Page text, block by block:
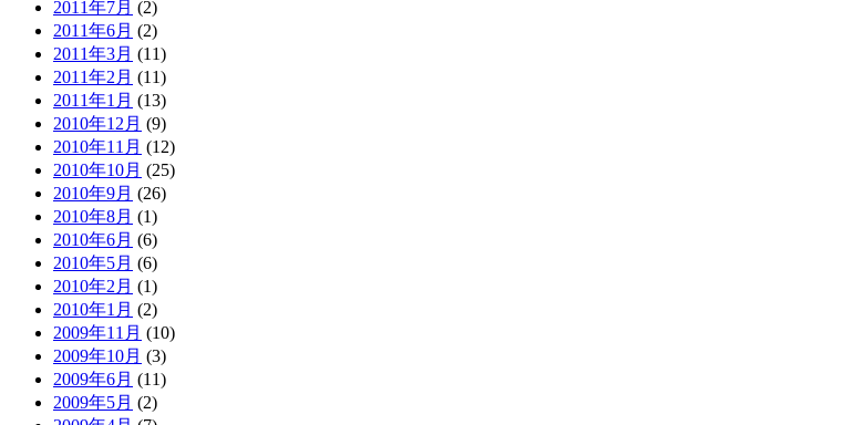
2011年7月 (2)
2011年6月 (2)
2011年3月 (11)
2011年2月 (11)
2011年1月 (13)
2010年12月 (9)
2010年11月 (12)
2010年10月 (25)
2010年9月 (26)
2010年8月 (1)
2010年6月 (6)
2010年5月 (6)
2010年2月 (1)
2010年1月 (2)
2009年11月 (10)
2009年10月 (3)
2009年6月 (11)
2009年5月 (2)